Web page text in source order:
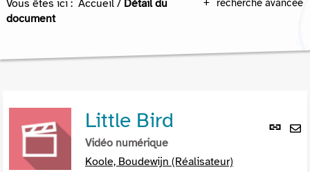
recherche avancée
Vous êtes ici : Accueil / Détail du
document
Lien
Little Bird
Vidéo numérique
Koole, Boudewijn (Réalisateur)